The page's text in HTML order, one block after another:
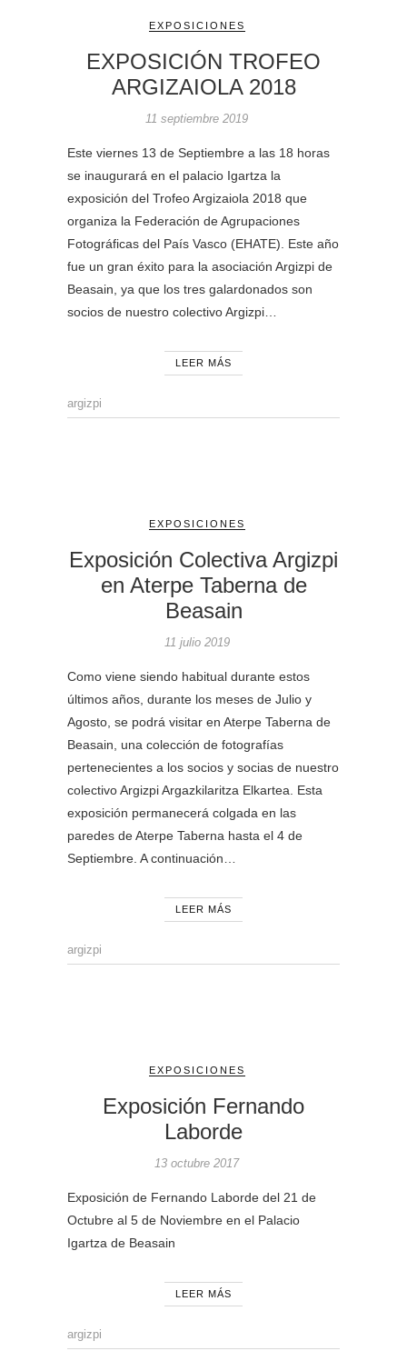
EXPOSICIONES
EXPOSICIÓN TROFEO
ARGIZAIOLA 2018
11 septiembre 2019
Este viernes 13 de Septiembre a las 18 horas
se inaugurará en el palacio Igartza la
exposición del Trofeo Argizaiola 2018 que
organiza la Federación de Agrupaciones
Fotográficas del País Vasco (EHATE). Este año
fue un gran éxito para la asociación Argizpi de
Beasain, ya que los tres galardonados son
socios de nuestro colectivo Argizpi…
LEER MÁS
argizpi
EXPOSICIONES
Exposición Colectiva Argizpi
en Aterpe Taberna de
Beasain
11 julio 2019
Como viene siendo habitual durante estos
últimos años, durante los meses de Julio y
Agosto, se podrá visitar en Aterpe Taberna de
Beasain, una colección de fotografías
pertenecientes a los socios y socias de nuestro
colectivo Argizpi Argazkilaritza Elkartea. Esta
exposición permanecerá colgada en las
paredes de Aterpe Taberna hasta el 4 de
Septiembre. A continuación…
LEER MÁS
argizpi
EXPOSICIONES
Exposición Fernando
Laborde
13 octubre 2017
Exposición de Fernando Laborde del 21 de
Octubre al 5 de Noviembre en el Palacio
Igartza de Beasain
LEER MÁS
argizpi